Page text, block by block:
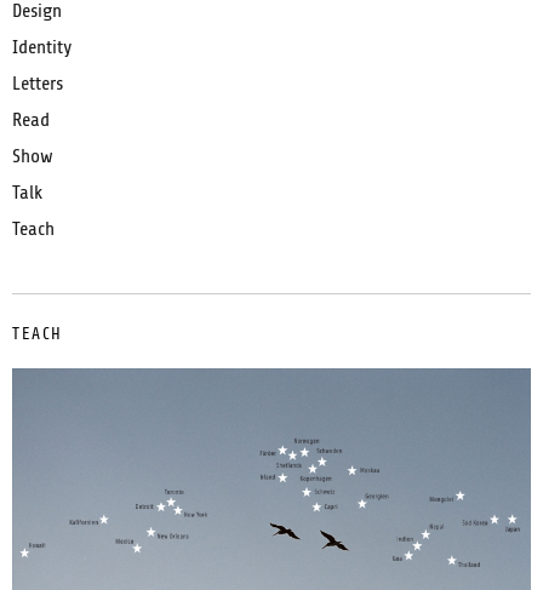
Design
Identity
Letters
Read
Show
Talk
Teach
TEACH